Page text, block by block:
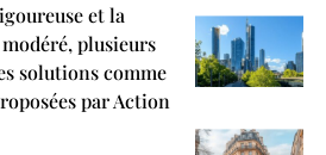
et la
plusieurs
solutions comme
par Action